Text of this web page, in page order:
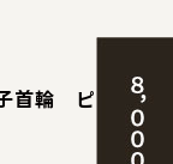
首輪 ピー